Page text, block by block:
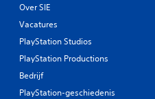
Over SIE
Vacatures
PlayStation Studios
PlayStation Productions
Bedrijf
PlayStation-geschiedenis